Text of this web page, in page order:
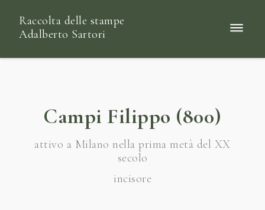
Raccolta delle stampe
Adalberto Sartori
Campi Filippo (800)
attivo a Milano nella prima metà del XX
secolo
incisore